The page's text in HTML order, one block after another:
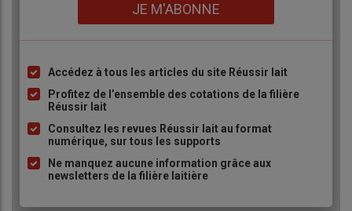
JE M'ABONNE
Liste
à
puce
Accédez à tous les articles du site Réussir lait
Profitez de l’ensemble des cotations de la filière
Réussir lait
Consultez les revues Réussir lait au format
numérique, sur tous les supports
Ne manquez aucune information grâce aux
newsletters de la filière laitière